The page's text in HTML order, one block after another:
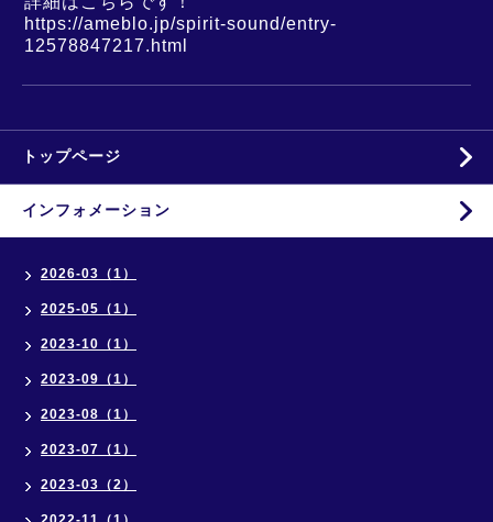
https://ameblo.jp/spirit-sound/entry-
12578847217.html
トップページ
インフォメーション
2026-03（1）
2025-05（1）
2023-10（1）
2023-09（1）
2023-08（1）
2023-07（1）
2023-03（2）